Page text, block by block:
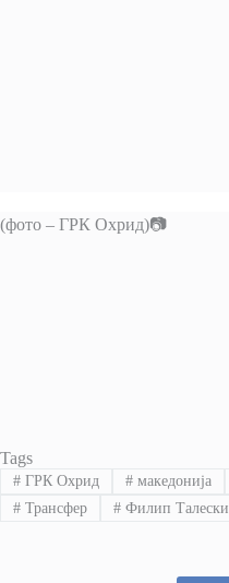
(фото – ГРК Охрид)📷
Tags
#ГРК Охрид #македонија
#Трансфер #Филип Талески